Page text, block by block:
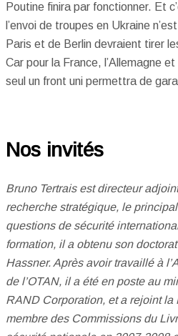
Poutine finira par fonctionner. Et
l’envoi de troupes en Ukraine
Paris et de Berlin devraient tirer
Car pour la France, l’Allemagne et
seul un front uni permettra de
Nos invités
Bruno Tertrais est directeur
recherche stratégique, le
questions de sécurité
formation, il a obtenu son
Hassner. Après avoir travaillé à
de l’OTAN, il a été en poste au
RAND Corporation, et a rejoint la
membre des Commissions du